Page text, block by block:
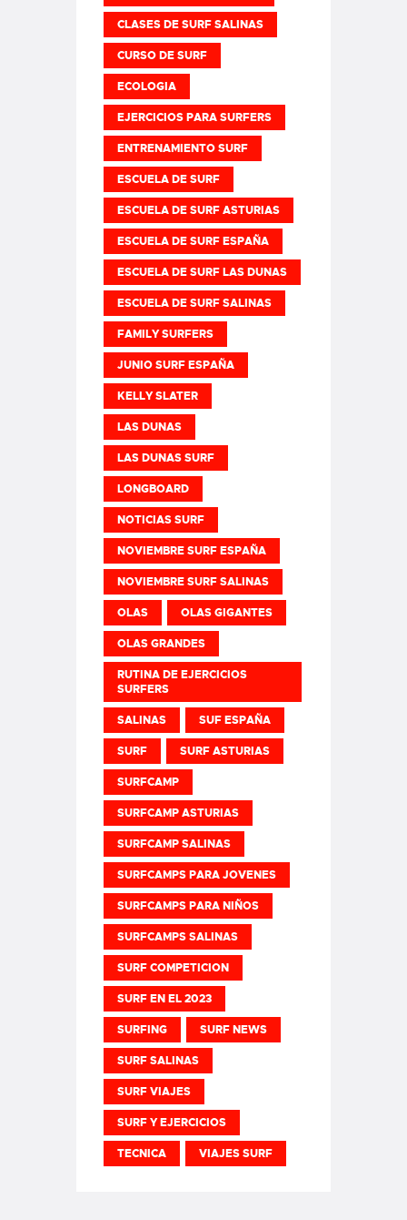
CLASES DE SURF SALINAS
CURSO DE SURF
ECOLOGIA
EJERCICIOS PARA SURFERS
ENTRENAMIENTO SURF
ESCUELA DE SURF
ESCUELA DE SURF ASTURIAS
ESCUELA DE SURF ESPAÑA
ESCUELA DE SURF LAS DUNAS
ESCUELA DE SURF SALINAS
FAMILY SURFERS
JUNIO SURF ESPAÑA
KELLY SLATER
LAS DUNAS
LAS DUNAS SURF
LONGBOARD
NOTICIAS SURF
NOVIEMBRE SURF ESPAÑA
NOVIEMBRE SURF SALINAS
OLAS OLAS GIGANTES
OLAS GRANDES
RUTINA DE EJERCICIOS
SURFERS
SALINAS SUF ESPAÑA
SURF SURF ASTURIAS
SURFCAMP
SURFCAMP ASTURIAS
SURFCAMP SALINAS
SURFCAMPS PARA JOVENES
SURFCAMPS PARA NIÑOS
SURFCAMPS SALINAS
SURF COMPETICION
SURF EN EL 2023
SURFING SURF NEWS
SURF SALINAS
SURF VIAJES
SURF Y EJERCICIOS
TECNICA VIAJES SURF